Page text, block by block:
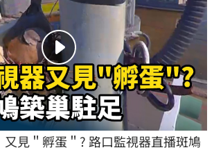
又見＂孵蛋＂? 路口監視器直播斑鳩